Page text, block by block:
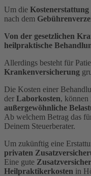
Um die Kostenerstattung
nach dem
Von der gesetzlichen
heilpraktische
Allerdings besteht für
Krankenversicherung
Die Kosten einer
der Laborkosten, können
außergewöhnliche
Ab welchem Betrag das
Deinem Steuerberater.
Um zukünftig eine
privaten
Eine gute
Heilpraktikerkosten in